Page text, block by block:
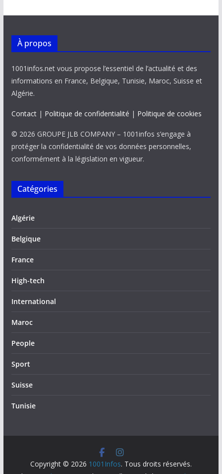
À propos
1001infos.net vous propose l’essentiel de l’actualité et des
informations en France, Belgique, Tunisie, Maroc, Suisse et
Algérie.
Contact| Politique de confidentialité | Politique de cookies
© 2026 GROUPE JLB COMPANY – 1001infos s’engage à
protéger la confidentialité de vos données personnelles,
conformément à la législation en vigueur.
Catégories
Algérie
Belgique
France
High-tech
International
Maroc
People
Sport
Suisse
Tunisie
Copyright © 2026 1001Infos. Tous droits réservés.